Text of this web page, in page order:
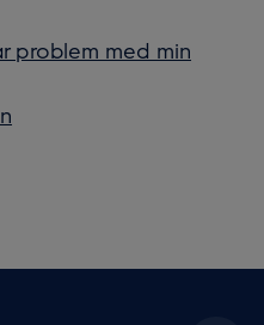
problem med min